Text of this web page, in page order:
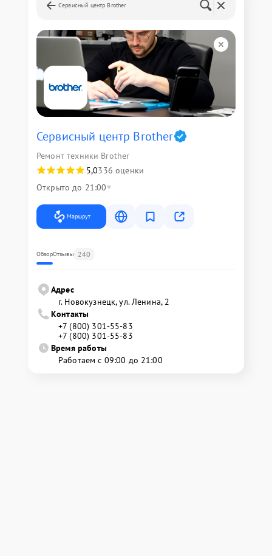
Сервисный центр Brother
Сервисный центр Brother
Ремонт техники Brother
5,0336 оценки
Открыто до 21:00
Маршрут
ОбзорОтзывы 240
Адрес
г. Новокузнецк, ул. Ленина, 2
Контакты
+7 (800) 301-55-83
+7 (800) 301-55-83
Время работы
Работаем с 09:00 до 21:00